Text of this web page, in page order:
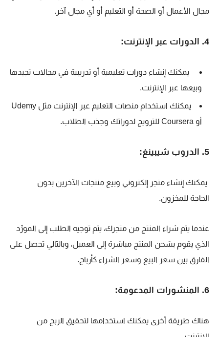
مجال الأعمال أو الصحة أو التعليم أو أي مجال آخر.
4. الدورات عبر الإنترنت:
يمكنك إنشاء دورات تعليمية أو تدريبية في مجالات تجيدها
وبيعها عبر الإنترنت.
يمكنك استخدام منصات التعليم عبر الإنترنت مثل Udemy
أو Coursera للترويج لدوراتك وجذب الطلاب.
5. الدروب شيبينغ:
يمكنك إنشاء متجر إلكتروني وبيع منتجات الآخرين بدون
الحاجة للمخزون.
عندما يتم شراء المنتج من متجرك، يتم توجيه الطلب إلى المورِّد
الذي يقوم بشحن المنتج مباشرة إلى العميل، وبالتالي تحصل على
الفارق بين سعر البيع وسعر الشراء كأرباح.
6. المنشورات المدعومة:
هناك طريقة أخرى يمكنك استخدامها لتحقيق الربح من